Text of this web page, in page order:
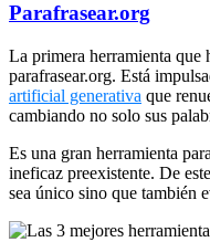
Parafrasear.org
La primera herramienta que
parafrasear.org. Está
artificial generativa que
cambiando no solo sus
Es una gran herramienta
ineficaz preexistente. De
sea único sino que también